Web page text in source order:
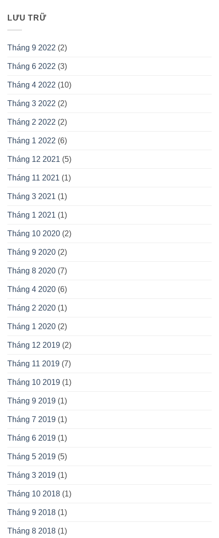
LƯU TRỮ
Tháng 9 2022 (2)
Tháng 6 2022 (3)
Tháng 4 2022 (10)
Tháng 3 2022 (2)
Tháng 2 2022 (2)
Tháng 1 2022 (6)
Tháng 12 2021 (5)
Tháng 11 2021 (1)
Tháng 3 2021 (1)
Tháng 1 2021 (1)
Tháng 10 2020 (2)
Tháng 9 2020 (2)
Tháng 8 2020 (7)
Tháng 4 2020 (6)
Tháng 2 2020 (1)
Tháng 1 2020 (2)
Tháng 12 2019 (2)
Tháng 11 2019 (7)
Tháng 10 2019 (1)
Tháng 9 2019 (1)
Tháng 7 2019 (1)
Tháng 6 2019 (1)
Tháng 5 2019 (5)
Tháng 3 2019 (1)
Tháng 10 2018 (1)
Tháng 9 2018 (1)
Tháng 8 2018 (1)